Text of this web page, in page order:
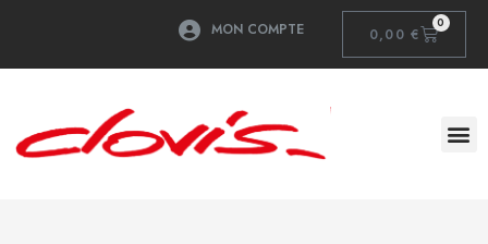
MON COMPTE 0,00€
0